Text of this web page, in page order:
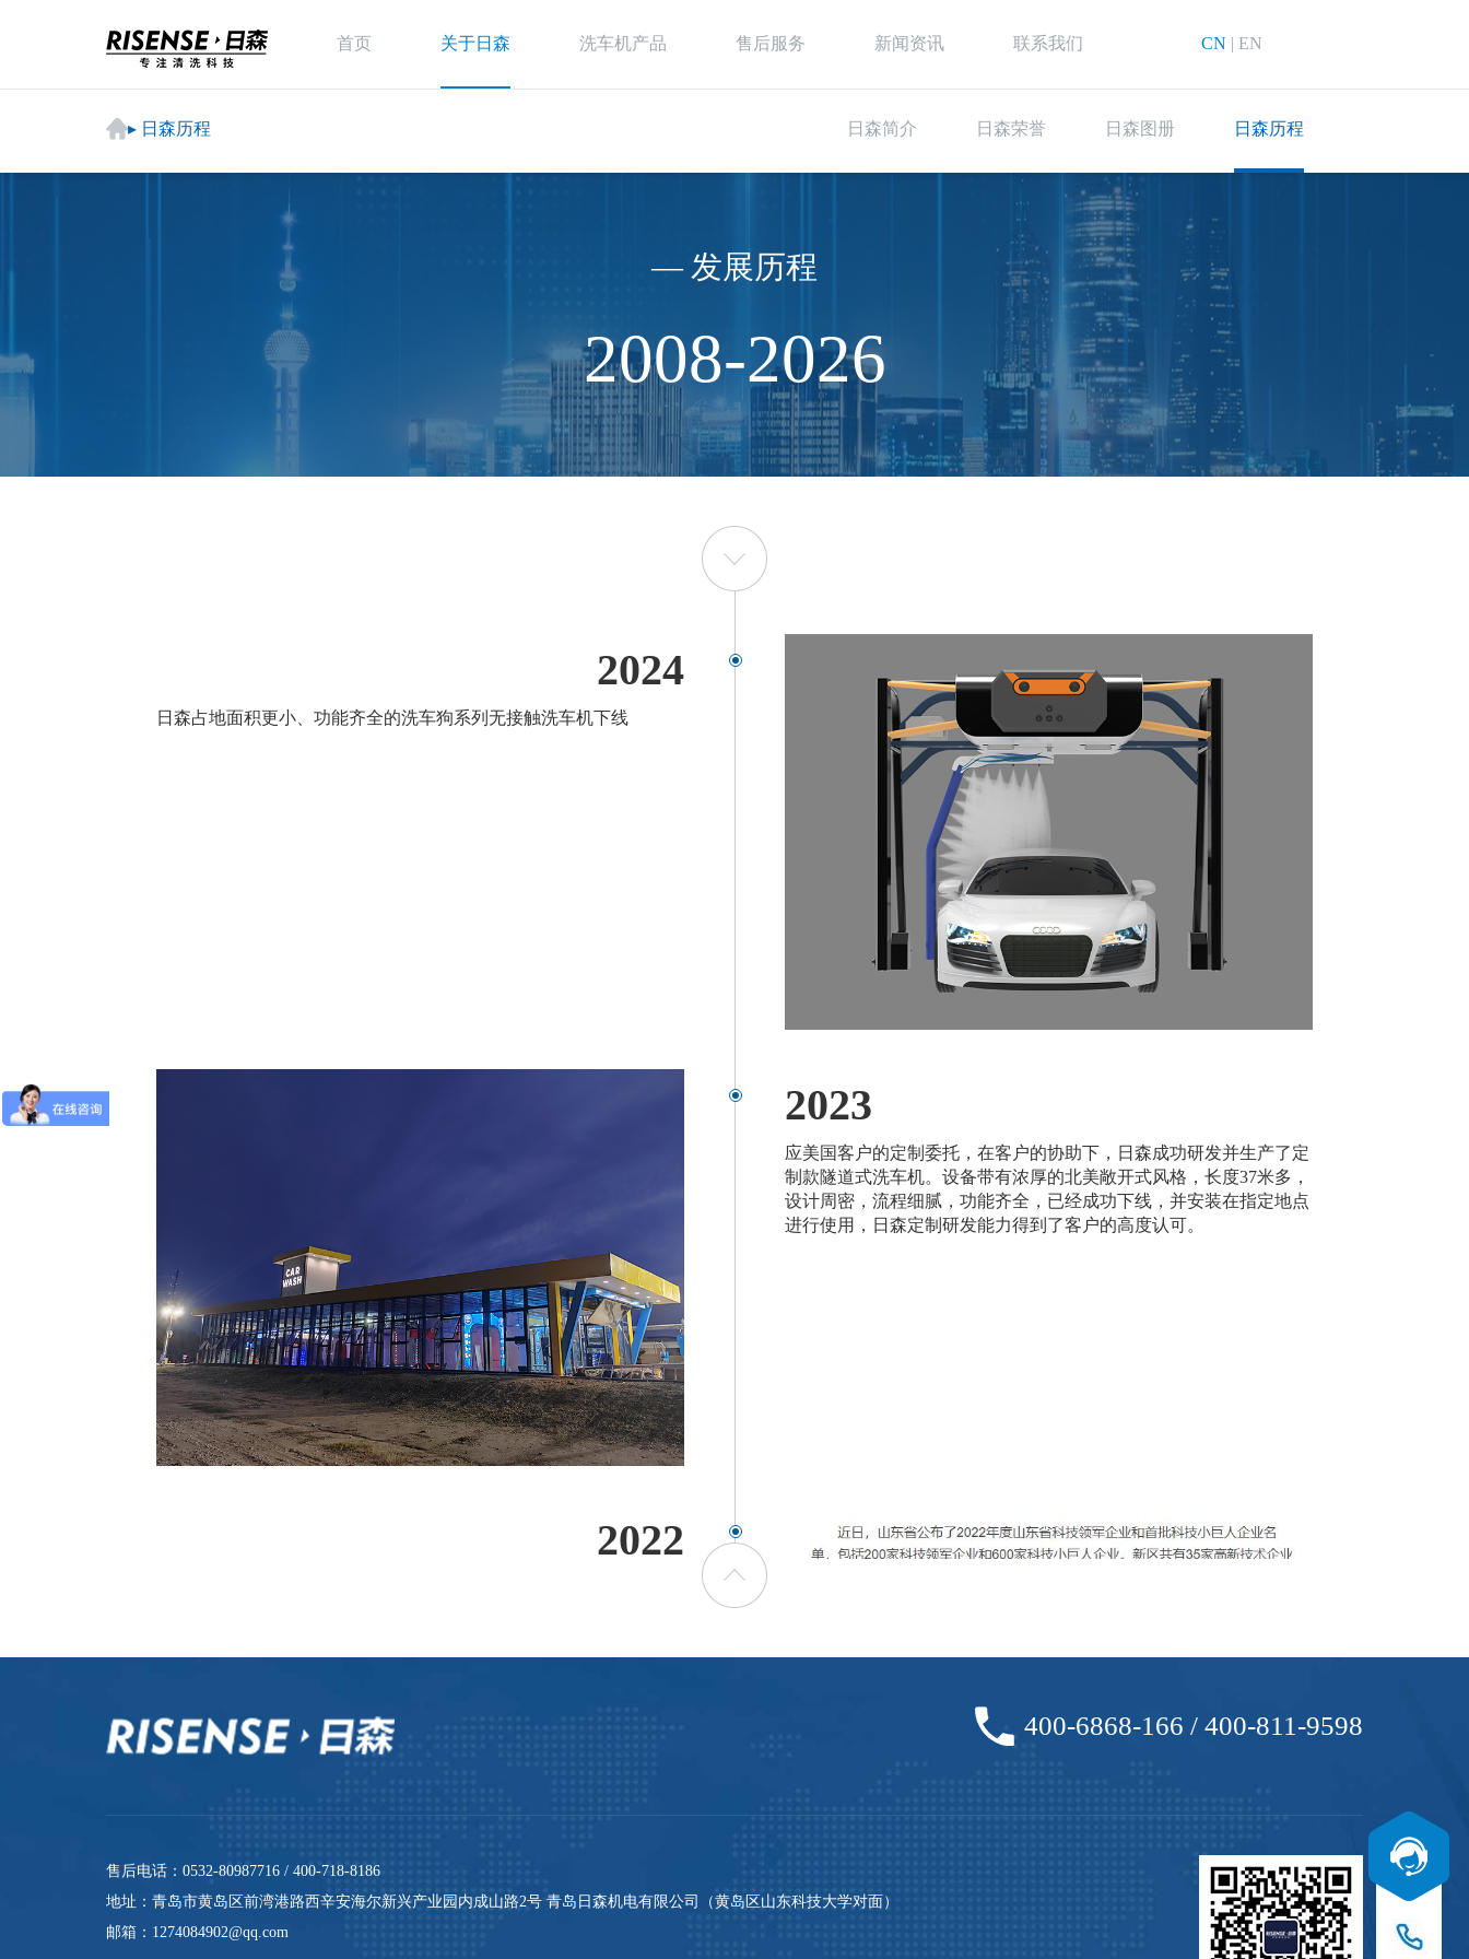
首页 关于日森 洗车机产品 售后服务 新闻资讯 联系我们 CN | EN
▸ 日森历程 日森简介 日森荣誉 日森图册 日森历程
— 发展历程
2008-2026
2024
日森占地面积更小、功能齐全的洗车狗系列无接触洗车机下线
2023
应美国客户的定制委托，在客户的协助下，日森成功研发并生产了定
制款隧道式洗车机。设备带有浓厚的北美敞开式风格，长度37米多，
设计周密，流程细腻，功能齐全，已经成功下线，并安装在指定地点
进行使用，日森定制研发能力得到了客户的高度认可。
2022
业化、精细化、特色化、创新化发展道路的稳步进程。
400-6868-166 / 400-811-9598
售后电话：0532-80987716 / 400-718-8186
地址：青岛市黄岛区前湾港路西辛安海尔新兴产业园内成山路2号 青岛日森机电有限公司（黄岛区山东科技大学对面）
邮箱：1274084902@qq.com